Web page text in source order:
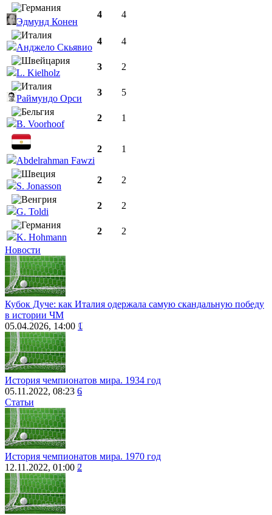
Эдмунд Конен
4 4
Анджело Скьявио
4 4
L. Kielholz
3 2
Раймундо Орси
3 5
B. Voorhoof
2 1
Abdelrahman Fawzi
2 1
S. Jonasson
2 2
G. Toldi
2 2
K. Hohmann
2
2
Новости
Кубок Дуче: как Италия одержала самую скандальную победу
в истории ЧМ
05.04.2026, 14:00 1
История чемпионатов мира. 1934 год
05.11.2022, 08:23 6
Статьи
История чемпионатов мира. 1970 год
12.11.2022, 01:00 2